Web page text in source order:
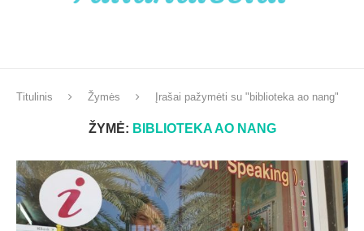
Titulinis Žymės Įrašai pažymėti su "biblioteka ao nang"
ŽYMĖ: BIBLIOTEKA AO NANG